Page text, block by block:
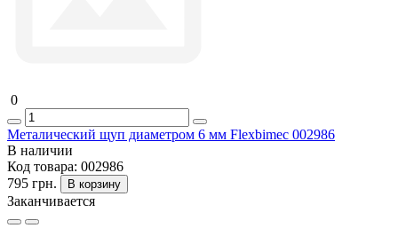
0
Металический щуп диаметром 6 мм Flexbimec 002986
В наличии
Код товара: 002986
795 грн.
В корзину
Заканчивается